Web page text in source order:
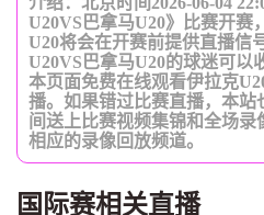
U20VS巴拿马U20》比赛开赛
U20将会在开赛前提供直播信
U20VS巴拿马U20的球迷可以
本页面免费在线观看伊拉克
播。如果错过比赛直播，本站
间送上比赛视频集锦和全场
相应的录像回放频道。
国际赛相关直播